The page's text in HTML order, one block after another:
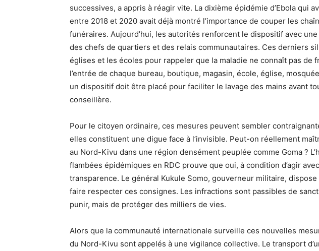
successives, a appris à réagir vite. La dixième épidémie d’Ebola qui
entre 2018 et 2020 avait déjà montré l’importance de couper les
funéraires. Aujourd’hui, les autorités renforcent le dispositif avec
des chefs de quartiers et des relais communautaires. Ces derniers
églises et les écoles pour rappeler que la maladie ne connaît pas de
l’entrée de chaque bureau, boutique, magasin, école, église,
un dispositif doit être placé pour faciliter le lavage des mains avant
conseillère.
Pour le citoyen ordinaire, ces mesures peuvent sembler
elles constituent une digue face à l’invisible. Peut-on réellement
au Nord-Kivu dans une région densément peuplée comme Goma ?
flambées épidémiques en RDC prouve que oui, à condition d’agir
transparence. Le général Kukule Somo, gouverneur militaire,
faire respecter ces consignes. Les infractions sont passibles de
punir, mais de protéger des milliers de vies.
Alors que la communauté internationale surveille ces nouvelles
du Nord-Kivu sont appelés à une vigilance collective. Le transport